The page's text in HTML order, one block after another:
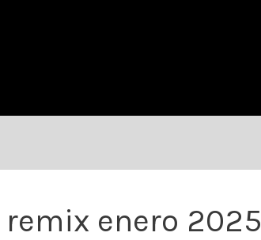
enero 2025